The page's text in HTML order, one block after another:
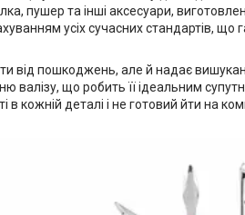
пушер та інші аксесуари,
усіх сучасних стандартів, що
від пошкоджень, але й надає
що робить її ідеальним
кожній деталі і не готовий йти на